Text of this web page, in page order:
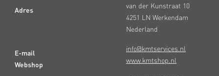
Adres
E-mail
Webshop
van der Kunstraat 10
4251 LN Werkendam
Nederland
info@kmtservices.nl
www.kmtshop.nl